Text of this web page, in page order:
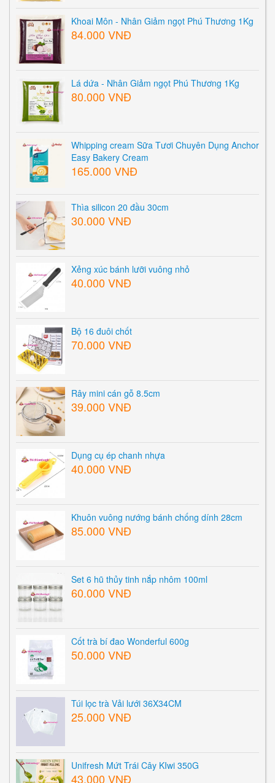
Khoai Môn - Nhân Giảm ngọt Phú Thương 1Kg
84.000 VNĐ
Lá dứa - Nhân Giảm ngọt Phú Thương 1Kg
80.000 VNĐ
Whipping cream Sữa Tươi Chuyên Dụng Anchor
Easy Bakery Cream
165.000 VNĐ
Thìa silicon 20 đầu 30cm
30.000 VNĐ
Xẻng xúc bánh lưỡi vuông nhỏ
40.000 VNĐ
Bộ 16 đuôi chốt
70.000 VNĐ
Rây mini cán gỗ 8.5cm
39.000 VNĐ
Dụng cụ ép chanh nhựa
40.000 VNĐ
Khuôn vuông nướng bánh chống dính 28cm
85.000 VNĐ
Set 6 hũ thủy tinh nắp nhôm 100ml
60.000 VNĐ
Cốt trà bí đao Wonderful 600g
50.000 VNĐ
Túi lọc trà Vải lưới 36X34CM
25.000 VNĐ
Unifresh Mứt Trái Cây KIwi 350G
43.000 VNĐ